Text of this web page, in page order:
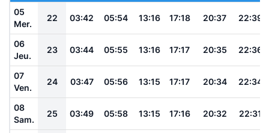
05
Mer.
22 03:42 05:54 13:16 17:18 20:37 22:39
06
Jeu.
23 03:44 05:55 13:16 17:17 20:35 22:36
07
Ven.
24 03:47 05:56 13:15 17:17 20:34 22:34
08
Sam.
25 03:49 05:58 13:15 17:16 20:32 22:31